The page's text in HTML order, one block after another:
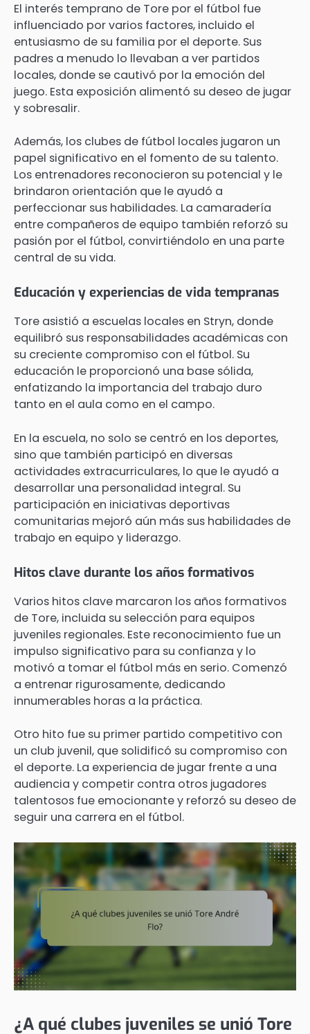
El interés temprano de Tore por el fútbol fue
influenciado por varios factores, incluido el
entusiasmo de su familia por el deporte. Sus
padres a menudo lo llevaban a ver partidos
locales, donde se cautivó por la emoción del
juego. Esta exposición alimentó su deseo de jugar
y sobresalir.
Además, los clubes de fútbol locales jugaron un
papel significativo en el fomento de su talento.
Los entrenadores reconocieron su potencial y le
brindaron orientación que le ayudó a
perfeccionar sus habilidades. La camaradería
entre compañeros de equipo también reforzó su
pasión por el fútbol, convirtiéndolo en una parte
central de su vida.
Educación y experiencias de vida tempranas
Tore asistió a escuelas locales en Stryn, donde
equilibró sus responsabilidades académicas con
su creciente compromiso con el fútbol. Su
educación le proporcionó una base sólida,
enfatizando la importancia del trabajo duro
tanto en el aula como en el campo.
En la escuela, no solo se centró en los deportes,
sino que también participó en diversas
actividades extracurriculares, lo que le ayudó a
desarrollar una personalidad integral. Su
participación en iniciativas deportivas
comunitarias mejoró aún más sus habilidades de
trabajo en equipo y liderazgo.
Hitos clave durante los años formativos
Varios hitos clave marcaron los años formativos
de Tore, incluida su selección para equipos
juveniles regionales. Este reconocimiento fue un
impulso significativo para su confianza y lo
motivó a tomar el fútbol más en serio. Comenzó
a entrenar rigurosamente, dedicando
innumerables horas a la práctica.
Otro hito fue su primer partido competitivo con
un club juvenil, que solidificó su compromiso con
el deporte. La experiencia de jugar frente a una
audiencia y competir contra otros jugadores
talentosos fue emocionante y reforzó su deseo de
seguir una carrera en el fútbol.
¿A qué clubes juveniles se unió Tore